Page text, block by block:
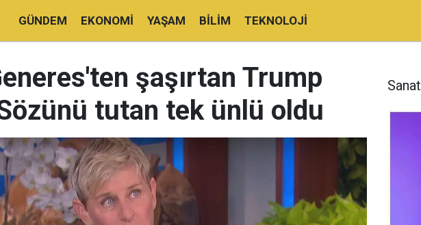
GÜNDEM EKONOMI YAŞAM BILIM TEKNOLOJI
şaşırtan Trump
tutan tek ünlü oldu
Sanat